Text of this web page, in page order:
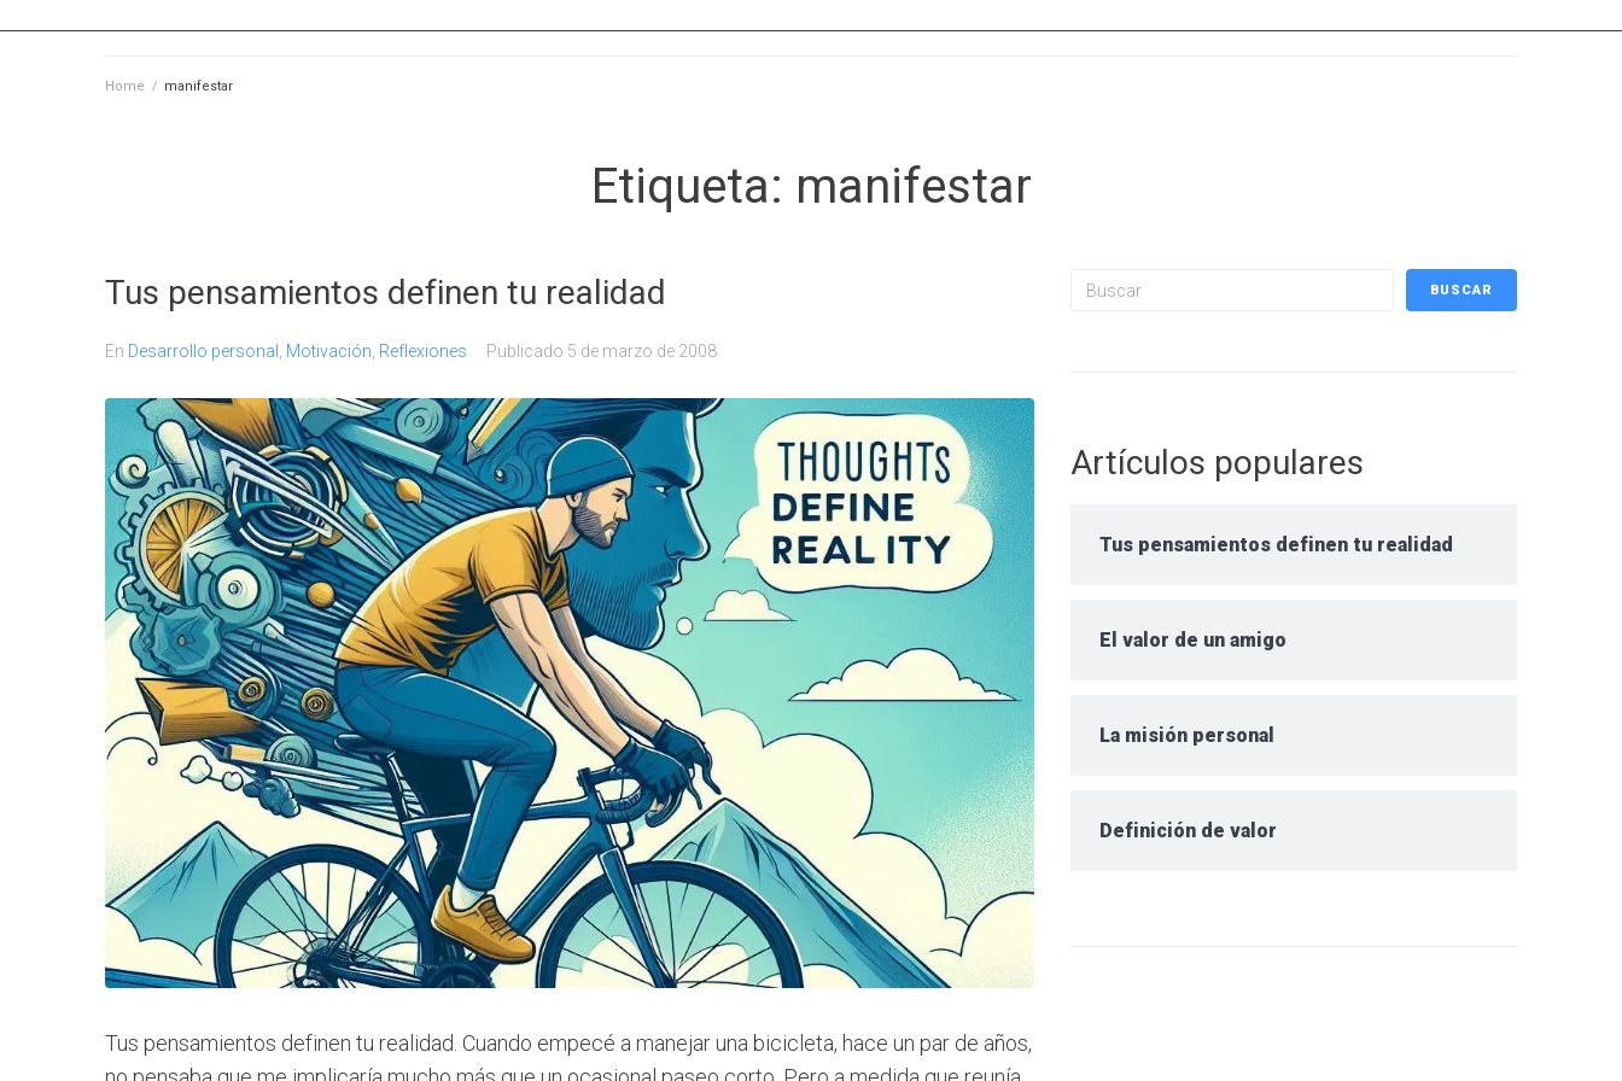
Home / manifestar
Etiqueta: manifestar
Tus pensamientos definen tu realidad
En Desarrollo personal Motivación Reflexiones Publicado 5 de marzo de 2008
Tus pensamientos definen tu realidad. Cuando empecé a manejar una bicicleta, hace un par de años,
Buscar BUSCAR
Artículos populares
Tus pensamientos definen tu realidad
El valor de un amigo
La misión personal
Definición de valor